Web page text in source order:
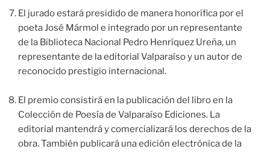
El jurado estará presidido de manera honorífica por el
poeta José Mármol e integrado por un representante
de la Biblioteca Nacional Pedro Henríquez Ureña, un
representante de la editorial Valparaíso y un autor de
reconocido prestigio internacional.
El premio consistirá en la publicación del libro en la
Colección de Poesía de Valparaíso Ediciones. La
editorial mantendrá y comercializará los derechos de la
obra. También publicará una edición electrónica de la